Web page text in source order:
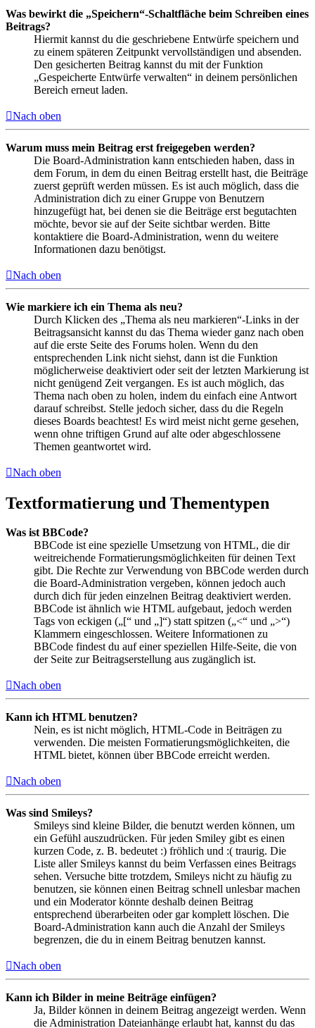
Was bewirkt die „Speichern“-Schaltfläche beim Schreiben eines
Beitrags?
Hiermit kannst du die geschriebene Entwürfe speichern und
zu einem späteren Zeitpunkt vervollständigen und absenden.
Den gesicherten Beitrag kannst du mit der Funktion
„Gespeicherte Entwürfe verwalten“ in deinem persönlichen
Bereich erneut laden.
Nach oben
Warum muss mein Beitrag erst freigegeben werden?
Die Board-Administration kann entschieden haben, dass in
dem Forum, in dem du einen Beitrag erstellt hast, die Beiträge
zuerst geprüft werden müssen. Es ist auch möglich, dass die
Administration dich zu einer Gruppe von Benutzern
hinzugefügt hat, bei denen sie die Beiträge erst begutachten
möchte, bevor sie auf der Seite sichtbar werden. Bitte
kontaktiere die Board-Administration, wenn du weitere
Informationen dazu benötigst.
Nach oben
Wie markiere ich ein Thema als neu?
Durch Klicken des „Thema als neu markieren“-Links in der
Beitragsansicht kannst du das Thema wieder ganz nach oben
auf die erste Seite des Forums holen. Wenn du den
entsprechenden Link nicht siehst, dann ist die Funktion
möglicherweise deaktiviert oder seit der letzten Markierung ist
nicht genügend Zeit vergangen. Es ist auch möglich, das
Thema nach oben zu holen, indem du einfach eine Antwort
darauf schreibst. Stelle jedoch sicher, dass du die Regeln
dieses Boards beachtest! Es wird meist nicht gerne gesehen,
wenn ohne triftigen Grund auf alte oder abgeschlossene
Themen geantwortet wird.
Nach oben
Textformatierung und Thementypen
Was ist BBCode?
BBCode ist eine spezielle Umsetzung von HTML, die dir
weitreichende Formatierungsmöglichkeiten für deinen Text
gibt. Die Rechte zur Verwendung von BBCode werden durch
die Board-Administration vergeben, können jedoch auch
durch dich für jeden einzelnen Beitrag deaktiviert werden.
BBCode ist ähnlich wie HTML aufgebaut, jedoch werden
Tags von eckigen („[“ und „]“) statt spitzen („<“ und „>“)
Klammern eingeschlossen. Weitere Informationen zu
BBCode findest du auf einer speziellen Hilfe-Seite, die von
der Seite zur Beitragserstellung aus zugänglich ist.
Nach oben
Kann ich HTML benutzen?
Nein, es ist nicht möglich, HTML-Code in Beiträgen zu
verwenden. Die meisten Formatierungsmöglichkeiten, die
HTML bietet, können über BBCode erreicht werden.
Nach oben
Was sind Smileys?
Smileys sind kleine Bilder, die benutzt werden können, um
ein Gefühl auszudrücken. Für jeden Smiley gibt es einen
kurzen Code, z. B. bedeutet :) fröhlich und :( traurig. Die
Liste aller Smileys kannst du beim Verfassen eines Beitrags
sehen. Versuche bitte trotzdem, Smileys nicht zu häufig zu
benutzen, sie können einen Beitrag schnell unlesbar machen
und ein Moderator könnte deshalb deinen Beitrag
entsprechend überarbeiten oder gar komplett löschen. Die
Board-Administration kann auch die Anzahl der Smileys
begrenzen, die du in einem Beitrag benutzen kannst.
Nach oben
Kann ich Bilder in meine Beiträge einfügen?
Ja, Bilder können in deinem Beitrag angezeigt werden. Wenn
die Administration Dateianhänge erlaubt hat, kannst du das